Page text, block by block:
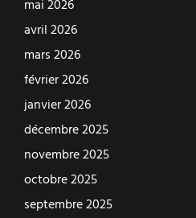
mai 2026
avril 2026
mars 2026
février 2026
janvier 2026
décembre 2025
novembre 2025
octobre 2025
septembre 2025